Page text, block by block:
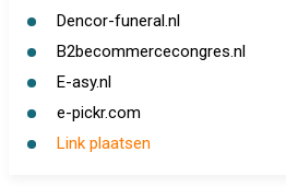
Dencor-funeral.nl
B2becommercecongres.nl
E-asy.nl
e-pickr.com
Link plaatsen